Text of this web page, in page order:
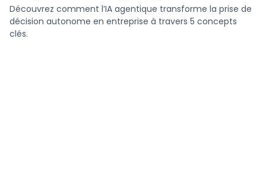
Découvrez comment l’IA agentique transforme la prise de
décision autonome en entreprise à travers 5 concepts
clés.